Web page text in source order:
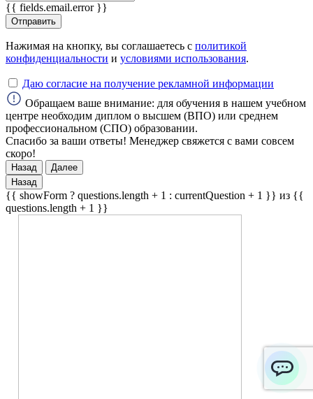
{{ fields.email.error }}
Отправить
Нажимая на кнопку, вы соглашаетесь с политикой
конфиденциальности и условиями использования.
Даю согласие на получение рекламной информации
Обращаем ваше внимание: для обучения в нашем учебном
центре необходим диплом о высшем (ВПО) или среднем
профессиональном (СПО) образовании.
Спасибо за ваши ответы! Менеджер свяжется с вами совсем
скоро!
Назад
Далее
Назад
{{ showForm ? questions.length + 1 : currentQuestion + 1 }} из {{
questions.length + 1 }}